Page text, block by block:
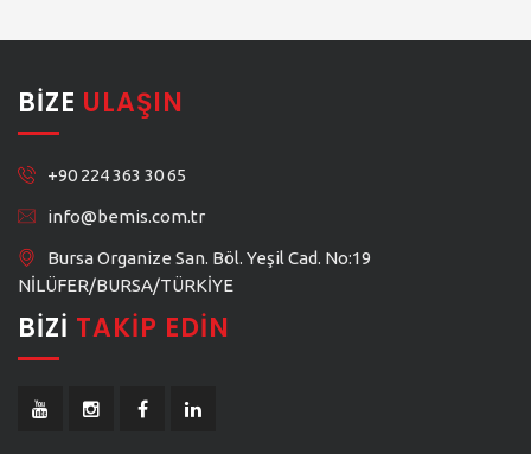
BIZE ULAŞIN
+90 224 363 30 65
info@bemis.com.tr
Bursa Organize San. Böl. Yeşil Cad. No:19
NİLÜFER/BURSA/TÜRKİYE
BIZI TAKIP EDIN